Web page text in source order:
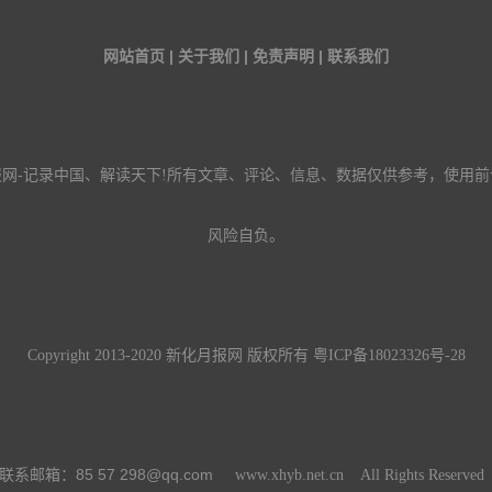
网站首页 | 关于我们 | 免责声明 | 联系我们
-记录中国、解读天下!所有文章、评论、信息、数据仅供参考，使用前
风险自负。
Copyright 2013-2020 新化月报网 版权所有 粤ICP备18023326号-28
联系邮箱： 85 57 298@qq.com www.xhyb.net.cn All Rights Reserved